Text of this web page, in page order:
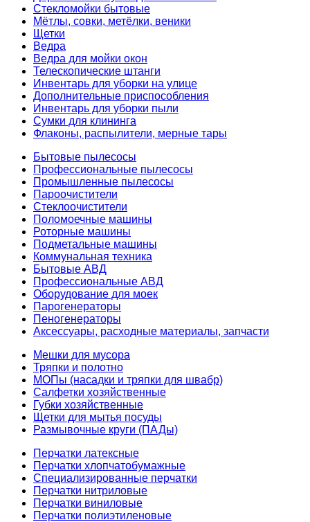
Стекломойки бытовые
Мётлы, совки, метёлки, веники
Щетки
Ведра
Ведра для мойки окон
Телескопические штанги
Инвентарь для уборки на улице
Дополнительные приспособления
Инвентарь для уборки пыли
Сумки для клининга
Флаконы, распылители, мерные тары
Бытовые пылесосы
Профессиональные пылесосы
Промышленные пылесосы
Пароочистители
Стеклоочистители
Поломоечные машины
Роторные машины
Подметальные машины
Коммунальная техника
Бытовые АВД
Профессиональные АВД
Оборудование для моек
Парогенераторы
Пеногенераторы
Аксессуары, расходные материалы, запчасти
Мешки для мусора
Тряпки и полотно
МОПы (насадки и тряпки для швабр)
Салфетки хозяйственные
Губки хозяйственные
Щетки для мытья посуды
Размывочные круги (ПАДы)
Перчатки латексные
Перчатки хлопчатобумажные
Специализированные перчатки
Перчатки нитриловые
Перчатки виниловые
Перчатки полиэтиленовые